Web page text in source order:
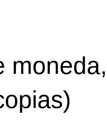
moneda,